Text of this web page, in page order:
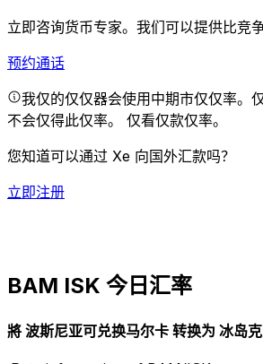
立即咨询货币专家。 我们可以提供比竞
预约通话
我仅的仅仅器会使用中期市仅仅率。
不会仅得此仅率。 仅看仅款仅率。
您知道可以通过 Xe 向国外汇款吗？
立即注册
BAM ISK 今日汇率
將 波斯尼亚可兑换马尔卡 转换为 冰岛